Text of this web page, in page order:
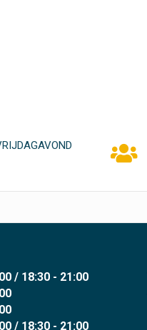
/ 18:30 - 21:00
/ 18:30 - 21:00